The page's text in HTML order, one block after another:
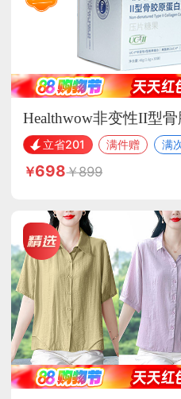
Healthwow非变性II型
立省201 满件赠 满
698 899